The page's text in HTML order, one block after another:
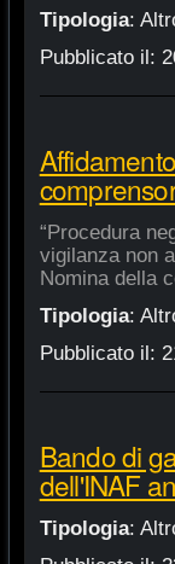
Tipologia:
Pubblicato il:
“Procedura
vigilanza non
Nomina della
Tipologia:
Pubblicato il:
Bando di
dell'INAF
Tipologia: